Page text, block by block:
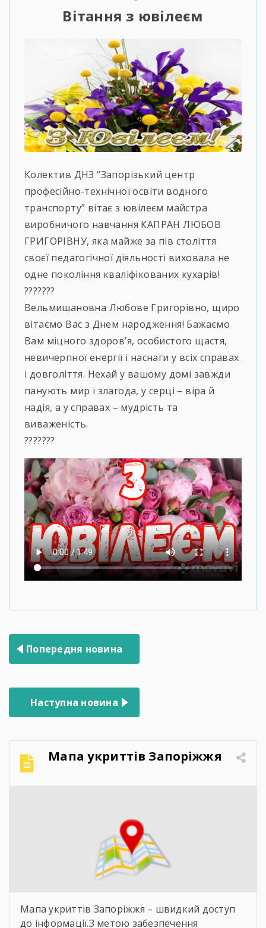
Вітання з ювілеєм
Колектив ДНЗ “Запорізький центр
професійно-технічної освіти водного
транспорту” вітає з ювілеєм майстра
виробничого навчання КАПРАН ЛЮБОВ
ГРИГОРІВНУ, яка майже за пів століття
своєї педагогічної діяльності виховала не
одне покоління кваліфікованих кухарів!
???????
Вельмишановна Любове Григорівно, щиро
вітаємо Вас з Днем народження! Бажаємо
Вам міцного здоров’я, особистого щастя,
невичерпної енергії і наснаги у всіх справах
і довголіття. Нехай у вашому домі завжди
панують мир і злагода, у серці – віра й
надія, а у справах – мудрість та
виваженість.
???????
Навігація
записів
Попередня новина
Наступна новина
Мапа укриттів Запоріжжя
Мапа укриттів Запоріжжя – швидкий доступ
до інформації.З метою забезпечення